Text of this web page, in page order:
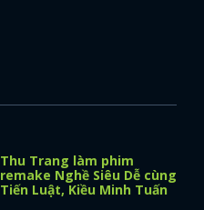
Thu Trang làm phim
remake Nghề Siêu Dễ cùng
Tiến Luật, Kiều Minh Tuấn